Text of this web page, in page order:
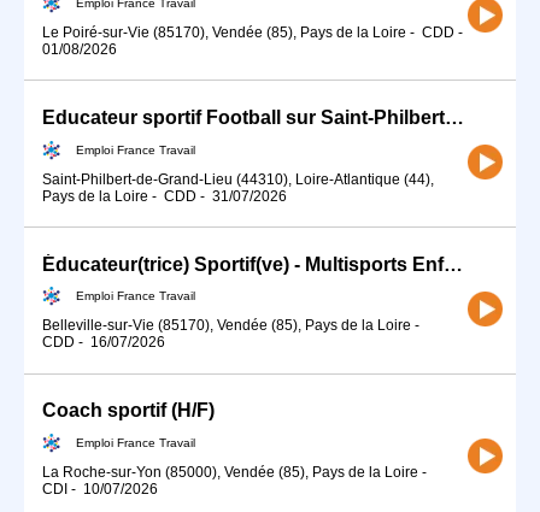
Le Poiré-sur-Vie (85170), Vendée (85), Pays de la Loire - CDD -
01/08/2026
Educateur sportif Football sur Saint-Philbert-de-Grand-Lieu (44) (H/F)
Emploi France Travail
Saint-Philbert-de-Grand-Lieu (44310), Loire-Atlantique (44),
Pays de la Loire - CDD - 31/07/2026
Éducateur(trice) Sportif(ve) - Multisports Enfants / Adolescents (H/F)
Emploi France Travail
Belleville-sur-Vie (85170), Vendée (85), Pays de la Loire -
CDD - 16/07/2026
Coach sportif (H/F)
Emploi France Travail
La Roche-sur-Yon (85000), Vendée (85), Pays de la Loire -
CDI - 10/07/2026